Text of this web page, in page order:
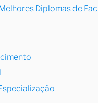
Diplomas de